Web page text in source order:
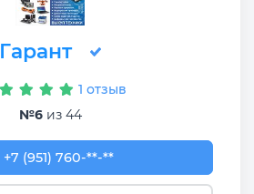
Гарант
1 отзыв
№6из 44
+7 (951) 760-55-22
+7 (951) 760-**-**